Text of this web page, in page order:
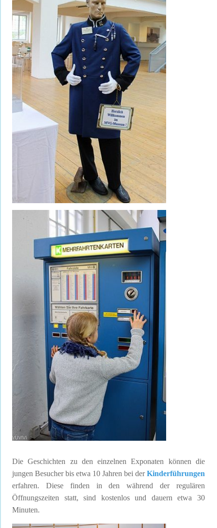
Die Geschichten zu den einzelnen Exponaten können die
jungen Besucher bis etwa 10 Jahren bei derKinderführungen
erfahren. Diese finden in den während der regulären
Öffnungszeiten statt, sind kostenlos und dauern etwa 30
Minuten.